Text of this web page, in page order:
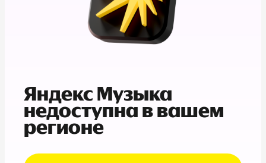
Яндекс Музыка
недоступна в вашем
регионе